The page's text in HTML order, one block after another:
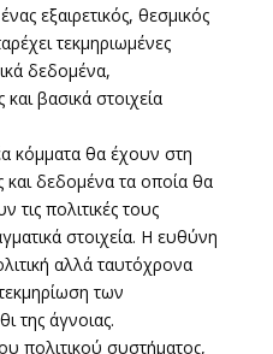
εξαιρετικός, θεσμικός
τεκμηριωμένες
δεδομένα,
βασικά στοιχεία
κόμματα θα έχουν στη
δεδομένα τα οποία θα
πολιτικές τους
στοιχεία. Η ευθύνη
αλλά ταυτόχρονα
των
της άγνοιας.
πολιτικού συστήματος,